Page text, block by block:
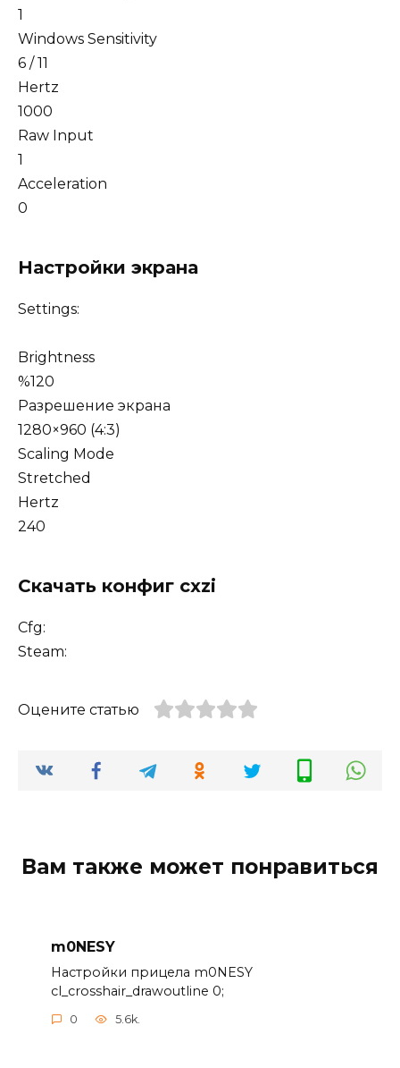
1
Windows Sensitivity
6 / 11
Hertz
1000
Raw Input
1
Acceleration
0
Настройки экрана
Settings:
Brightness
%120
Разрешение экрана
1280×960 (4:3)
Scaling Mode
Stretched
Hertz
240
Скачать конфиг cxzi
Cfg:
Steam:
Оцените статью
Вам также может понравиться
m0NESY
Настройки прицела m0NESY
cl_crosshair_drawoutline 0;
0 5.6k.